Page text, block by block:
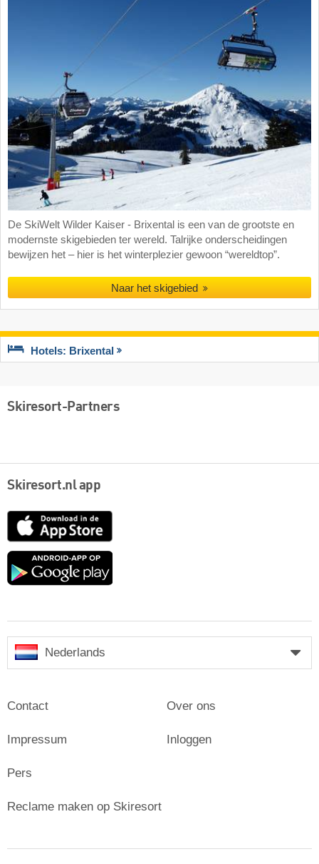
De SkiWelt Wilder Kaiser - Brixental is een van de grootste en
modernste skigebieden ter wereld. Talrijke onderscheidingen
bewijzen het – hier is het winterplezier gewoon “wereldtop”.
Naar het skigebied
Hotels: Brixental
Skiresort-Partners
Skiresort.nl app
App
Google
Nederlands
Contact
Impressum
Pers
Over ons
Inloggen
Reclame maken op Skiresort